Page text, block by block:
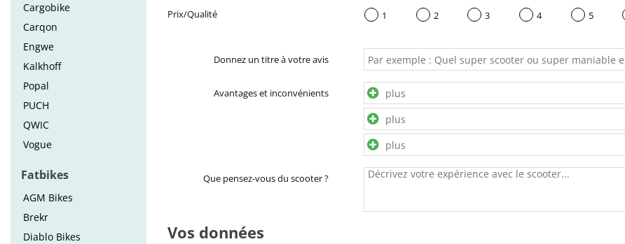
Cargobike
Carqon
Engwe
Kalkhoff
Popal
PUCH
QWIC
Vogue
Fatbikes
AGM Bikes
Brekr
Diablo Bikes
Prix/Qualité 1 2 3 4 5
Donnez un titre à votre avis
Avantages et inconvénients
Que pensez-vous du scooter ?
Vos données